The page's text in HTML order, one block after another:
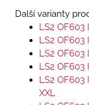
Další varianty
LS2 OF603
LS2 OF603
LS2 OF603
LS2 OF603
LS2 OF603
XXL